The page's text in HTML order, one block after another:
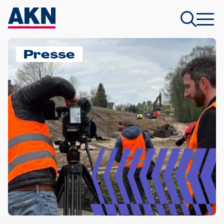
Presse